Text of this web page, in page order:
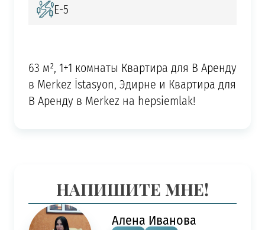
Е-5
63 м², 1+1 комнаты Квартира для В Аренду
в Merkez İstasyon, Эдирне и Квартира для
В Аренду в Merkez на hepsiemlak!
НАПИШИТЕ МНЕ!
Алена Иванова